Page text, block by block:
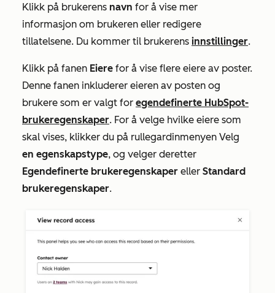
Klikk på brukerens navn for å vise mer
informasjon om brukeren eller redigere
tillatelsene. Du kommer til brukerens innstillinger.
Klikk på fanen Eiere for å vise flere eiere av poster.
Denne fanen inkluderer eieren av posten og
brukere som er valgt for egendefinerte HubSpot-
brukeregenskaper. For å velge hvilke eiere som
skal vises, klikker du på rullegardinmenyen Velg
en egenskapstype, og velger deretter
Egendefinerte brukeregenskaper eller Standard
brukeregenskaper.